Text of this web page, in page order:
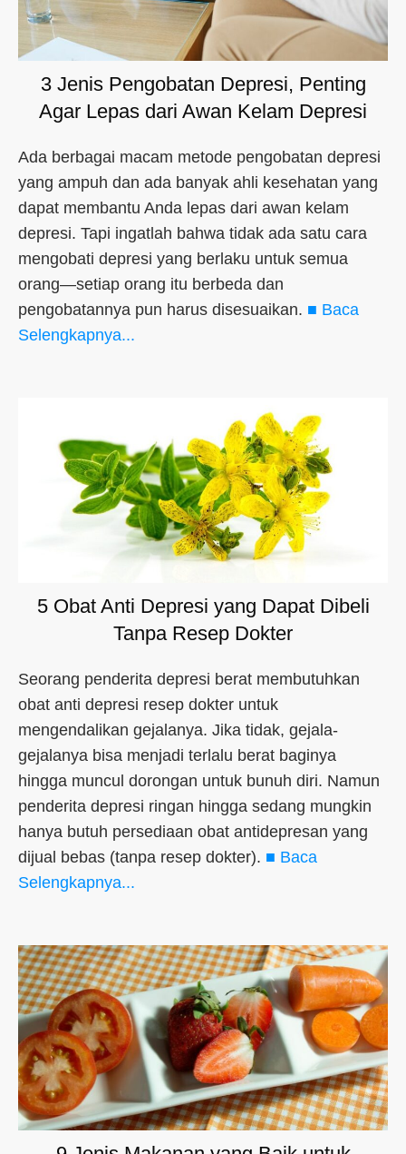
3 Jenis Pengobatan Depresi, Penting
Agar Lepas dari Awan Kelam Depresi
Ada berbagai macam metode pengobatan depresi
yang ampuh dan ada banyak ahli kesehatan yang
dapat membantu Anda lepas dari awan kelam
depresi. Tapi ingatlah bahwa tidak ada satu cara
mengobati depresi yang berlaku untuk semua
orang—setiap orang itu berbeda dan
pengobatannya pun harus disesuaikan. ■ Baca
Selengkapnya...
5 Obat Anti Depresi yang Dapat Dibeli
Tanpa Resep Dokter
Seorang penderita depresi berat membutuhkan
obat anti depresi resep dokter untuk
mengendalikan gejalanya. Jika tidak, gejala-
gejalanya bisa menjadi terlalu berat baginya
hingga muncul dorongan untuk bunuh diri. Namun
penderita depresi ringan hingga sedang mungkin
hanya butuh persediaan obat antidepresan yang
dijual bebas (tanpa resep dokter). ■ Baca
Selengkapnya...